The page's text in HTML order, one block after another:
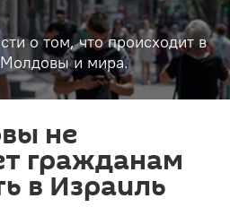
о том, что происходит в
и мира.
не
гражданам
в Израиль